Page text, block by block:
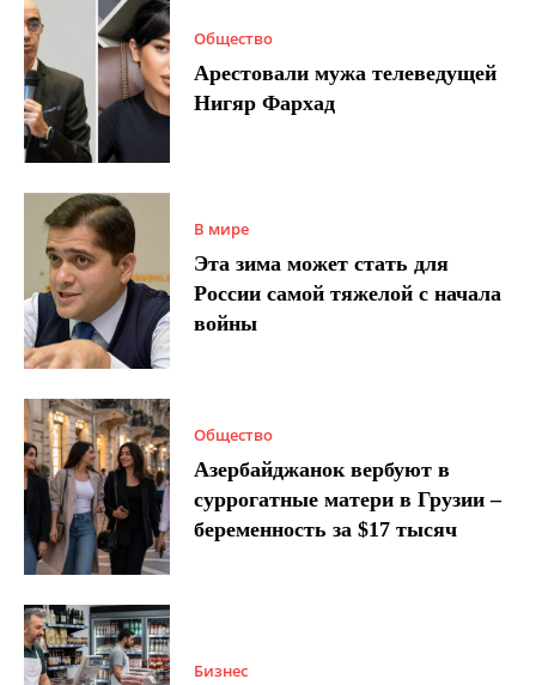
Общество
Арестовали мужа телеведущей
Нигяр Фархад
В мире
Эта зима может стать для
России самой тяжелой с начала
войны
Общество
Азербайджанок вербуют в
суррогатные матери в Грузии –
беременность за $17 тысяч
Бизнес